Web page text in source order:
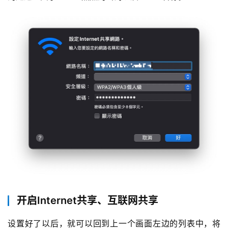
开启Internet共享、互联网共享
设置好了以后，就可以回到上一个画面左边的列表中，将